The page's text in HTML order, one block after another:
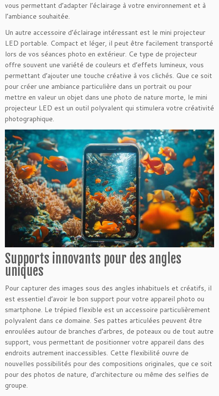
vous permettant d’adapter l’éclairage à votre environnement et à
l’ambiance souhaitée.
Un autre accessoire d’éclairage intéressant est le mini projecteur
LED portable. Compact et léger, il peut être facilement transporté
lors de vos séances photo en extérieur. Ce type de projecteur
offre souvent une variété de couleurs et d’effets lumineux, vous
permettant d’ajouter une touche créative à vos clichés. Que ce soit
pour créer une ambiance particulière dans un portrait ou pour
mettre en valeur un objet dans une photo de nature morte, le mini
projecteur LED est un outil polyvalent qui stimulera votre créativité
photographique.
Supports innovants pour des angles
uniques
Pour capturer des images sous des angles inhabituels et créatifs, il
est essentiel d’avoir le bon support pour votre appareil photo ou
smartphone. Le trépied flexible est un accessoire particulièrement
polyvalent dans ce domaine. Ses pattes articulées peuvent être
enroulées autour de branches d’arbres, de poteaux ou de tout autre
support, vous permettant de positionner votre appareil dans des
endroits autrement inaccessibles. Cette flexibilité ouvre de
nouvelles possibilités pour des compositions originales, que ce soit
pour des photos de nature, d’architecture ou même des selfies de
groupe.